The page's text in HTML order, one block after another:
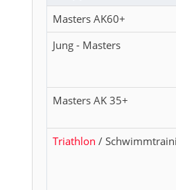
Masters AK60+
Jung - Masters
Masters AK 35+
Triathlon /